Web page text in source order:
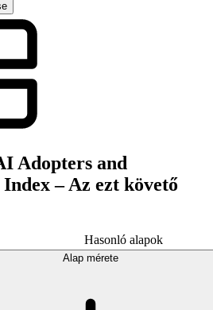
Adopters and
– Az ezt követő
Hasonló alapok
Alap mérete